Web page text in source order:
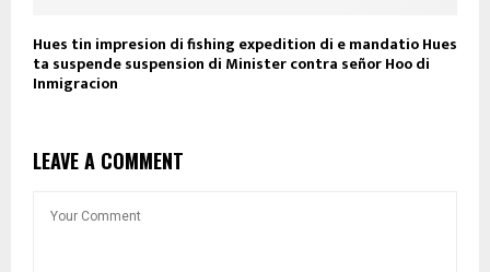
Hues tin impresion di fishing expedition di e mandatio Hues
ta suspende suspension di Minister contra señor Hoo di
Inmigracion
LEAVE A COMMENT